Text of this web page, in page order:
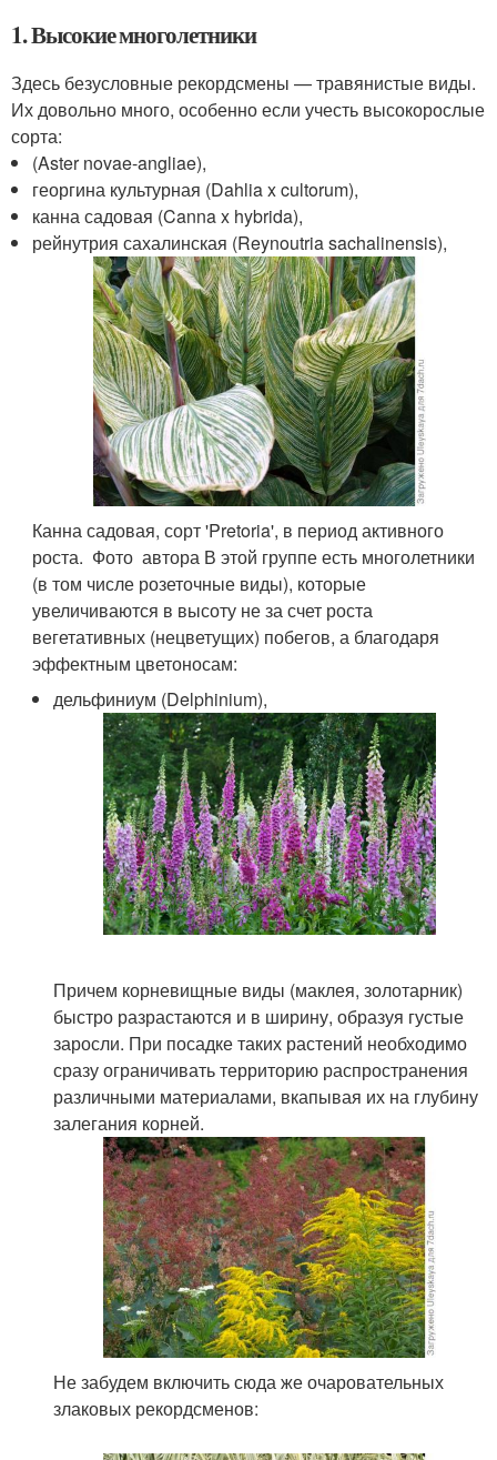
1. Высокие многолетники
Здесь безусловные рекордсмены — травянистые виды.
Их довольно много, особенно если учесть высокорослые
сорта:
(Aster novae-angliae),
георгина культурная (Dahlia x cultorum),
канна садовая (Canna x hybrida),
рейнутрия сахалинская (Reynoutria sachalinensis),
Канна садовая, сорт 'Pretoria', в период активного
роста. Фото автора В этой группе есть многолетники
(в том числе розеточные виды), которые
увеличиваются в высоту не за счет роста
вегетативных (нецветущих) побегов, а благодаря
эффектным цветоносам:
дельфиниум (Delphinium),
Причем корневищные виды (маклея, золотарник)
быстро разрастаются и в ширину, образуя густые
заросли. При посадке таких растений необходимо
сразу ограничивать территорию распространения
различными материалами, вкапывая их на глубину
залегания корней.
Не забудем включить сюда же очаровательных
злаковых рекордсменов: